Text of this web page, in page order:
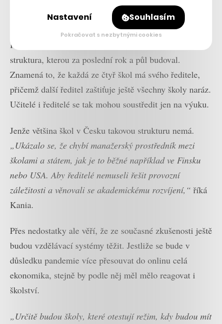
pořád hrát prim, říká šéf
Albatrosu na CzechCrunch
Onlajnu
Kaniovi v jeho organizaci pomohla i silná podpůrná
struktura, kterou za poslední rok a půl budoval.
Znamená to, že každá ze čtyř škol má svého ředitele,
přičemž další ředitel zaštiťuje ještě všechny školy naráz.
Učitelé i ředitelé se tak mohou soustředit jen na výuku.
Jenže většina škol v Česku takovou strukturu nemá.
„Ukázalo se, že chybí manažerský prostředník mezi
školami a státem, jak je to běžné například ve Finsku
nebo USA. Aby ředitelé nemuseli řešit provozní
záležitosti a věnovali se akademickému rozvíjení,“ říká
Kania.
Přes nedostatky ale věří, že ze současné zkušenosti ještě
budou vzdělávací systémy těžit. Jestliže se bude v
důsledku pandemie více přesouvat do onlinu celá
ekonomika, stejně by podle něj měl mělo reagovat i
školství.
„Určitě budou školy, které otestují režim, kdy budou mít
Nastavení Souhlasím
Pokračovat s nezbytnými cookies